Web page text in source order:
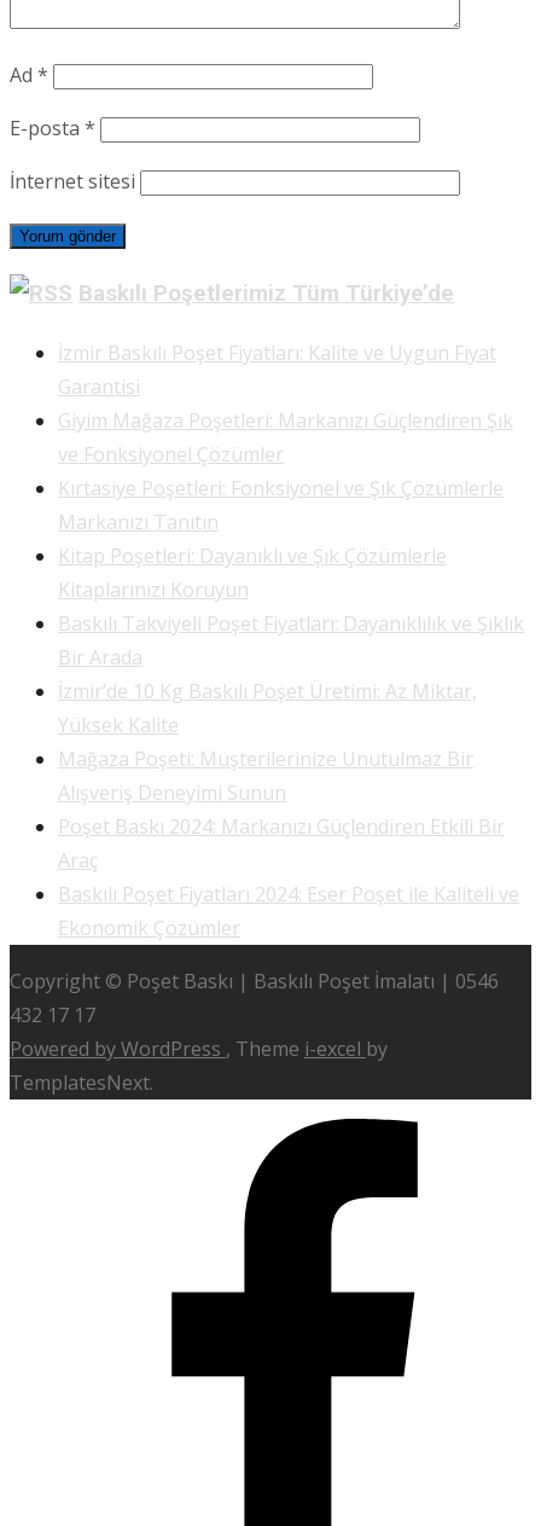
Ad *
E-posta *
İnternet sitesi
Baskılı Poşetlerimiz Tüm Türkiye’de
İzmir Baskılı Poşet Fiyatları: Kalite ve Uygun Fiyat
Garantisi
Giyim Mağaza Poşetleri: Markanızı Güçlendiren Şık
ve Fonksiyonel Çözümler
Kırtasiye Poşetleri: Fonksiyonel ve Şık Çözümlerle
Markanızı Tanıtın
Kitap Poşetleri: Dayanıklı ve Şık Çözümlerle
Kitaplarınızı Koruyun
Baskılı Takviyeli Poşet Fiyatları: Dayanıklılık ve Şıklık
Bir Arada
İzmir’de 10 Kg Baskılı Poşet Üretimi: Az Miktar,
Yüksek Kalite
Mağaza Poşeti: Müşterilerinize Unutulmaz Bir
Alışveriş Deneyimi Sunun
Poşet Baskı 2024: Markanızı Güçlendiren Etkili Bir
Araç
Baskılı Poşet Fiyatları 2024: Eser Poşet ile Kaliteli ve
Ekonomik Çözümler
Copyright © Poşet Baskı | Baskılı Poşet İmalatı | 0546
432 17 17
Powered by WordPress , Theme i-excel by
TemplatesNext.